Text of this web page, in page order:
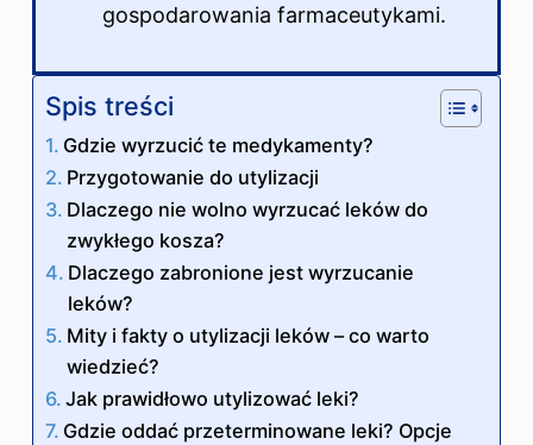
gospodarowania farmaceutykami.
Spis treści
Gdzie wyrzucić te medykamenty?
Przygotowanie do utylizacji
Dlaczego nie wolno wyrzucać leków do
zwykłego kosza?
Dlaczego zabronione jest wyrzucanie
leków?
Mity i fakty o utylizacji leków – co warto
wiedzieć?
Jak prawidłowo utylizować leki?
Gdzie oddać przeterminowane leki? Opcje